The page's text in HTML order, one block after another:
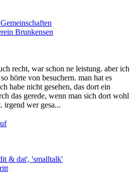
Brunkensen
recht, war schon ne leistung. aber ich
hörte von besuchern. man hat es
habe nicht gesehen, das dort ein
das gerede, wenn man sich dort wohl
irgend wer gesa...
& dat', 'smalltalk'